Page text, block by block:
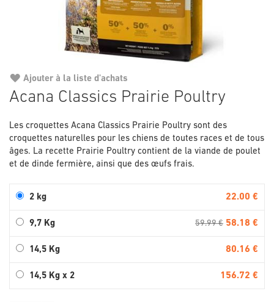
Acana Classics Prairie Poultry
Les croquettes Acana Classics Prairie Poultry sont des
croquettes naturelles pour les chiens de toutes races et de tous
âges. La recette Prairie Poultry contient de la viande de poulet
et de dinde fermière, ainsi que des œufs frais.
2 kg 22.00 €
9,7 Kg 59.99 € 58.18 €
14,5 Kg 80.16 €
14,5 Kg x 2 156.72 €
Ajouter à la liste d'achats
au
de
la
Galerie
d’images